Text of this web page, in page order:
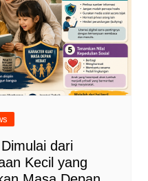
dari
Kecil yang